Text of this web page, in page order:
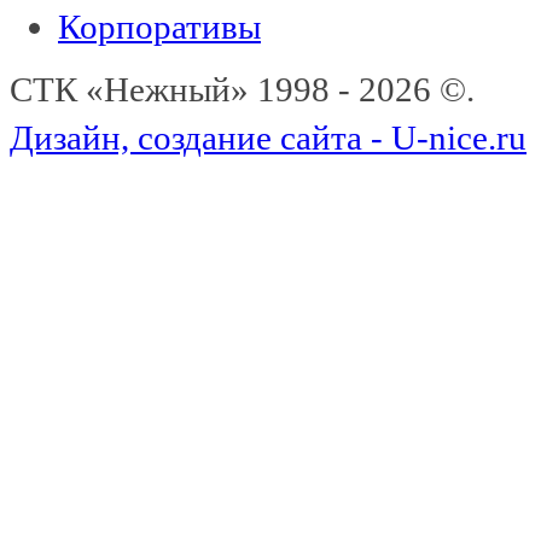
Корпоративы
СТК «Нежный» 1998 - 2026 ©.
Дизайн, создание сайта - U-nice.ru